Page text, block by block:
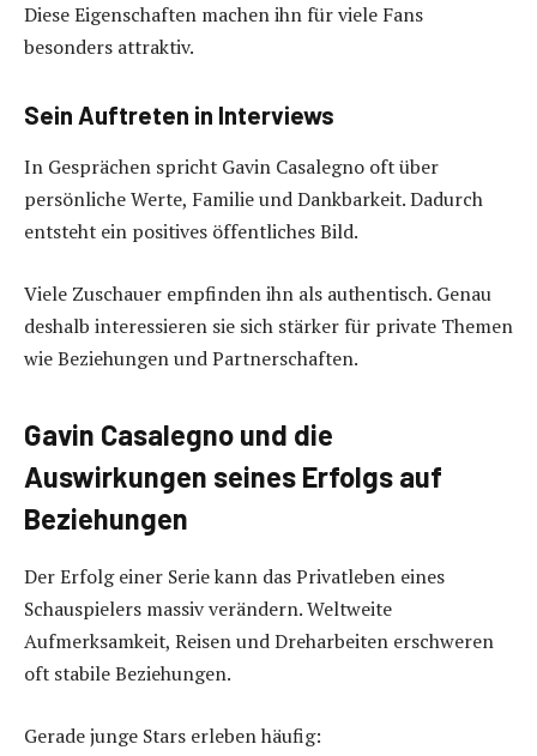
Diese Eigenschaften machen ihn für viele Fans
besonders attraktiv.
Sein Auftreten in Interviews
In Gesprächen spricht Gavin Casalegno oft über
persönliche Werte, Familie und Dankbarkeit. Dadurch
entsteht ein positives öffentliches Bild.
Viele Zuschauer empfinden ihn als authentisch. Genau
deshalb interessieren sie sich stärker für private Themen
wie Beziehungen und Partnerschaften.
Gavin Casalegno und die
Auswirkungen seines Erfolgs auf
Beziehungen
Der Erfolg einer Serie kann das Privatleben eines
Schauspielers massiv verändern. Weltweite
Aufmerksamkeit, Reisen und Dreharbeiten erschweren
oft stabile Beziehungen.
Gerade junge Stars erleben häufig: